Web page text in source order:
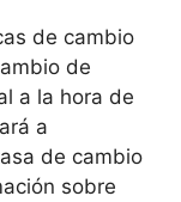
de cambio
de
a la hora de
a
de cambio
sobre